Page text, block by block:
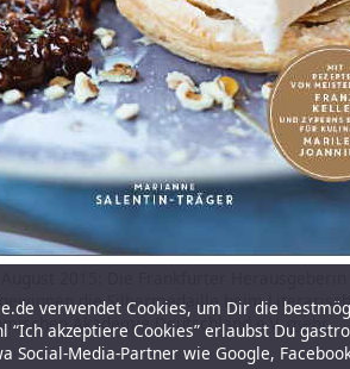
gewinnen die Silbermedaille beim
Akademie Deutschland e.V.mehr
verwendet Cookies, um Dir die
“Ich akzeptiere Cookies” erlaubst Du
Social-Media-Partner wie Google,